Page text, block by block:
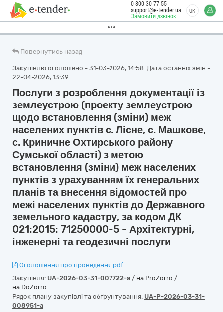
Замовити дзвінок
0 800 30 77 55
support@e-tender.ua
UK
Повернутись назад
Закупівлю оголошено - 31-03-2026, 14:58. Дата останніх змін -
22-04-2026, 13:39
Послуги з розроблення документації із
землеустрою (проекту землеустрою
щодо встановлення (зміни) меж
населених пунктів с. Лісне, с. Машкове,
с. Криничне Охтирського району
Сумської області) з метою
встановлення (зміни) меж населених
пунктів з урахуванням їх генеральних
планів та внесення відомостей про
межі населених пунктів до Державного
земельного кадастру, за кодом ДК
021:2015: 71250000-5 - Архітектурні,
інженерні та геодезичні послуги
Оголошення про проведення.pdf
Закупівля: UA-2026-03-31-007722-a / на ProZorro /
на DoZorro
Рядок плану закупівлі та обґрунтування: UA-P-2026-03-31-
008951-a